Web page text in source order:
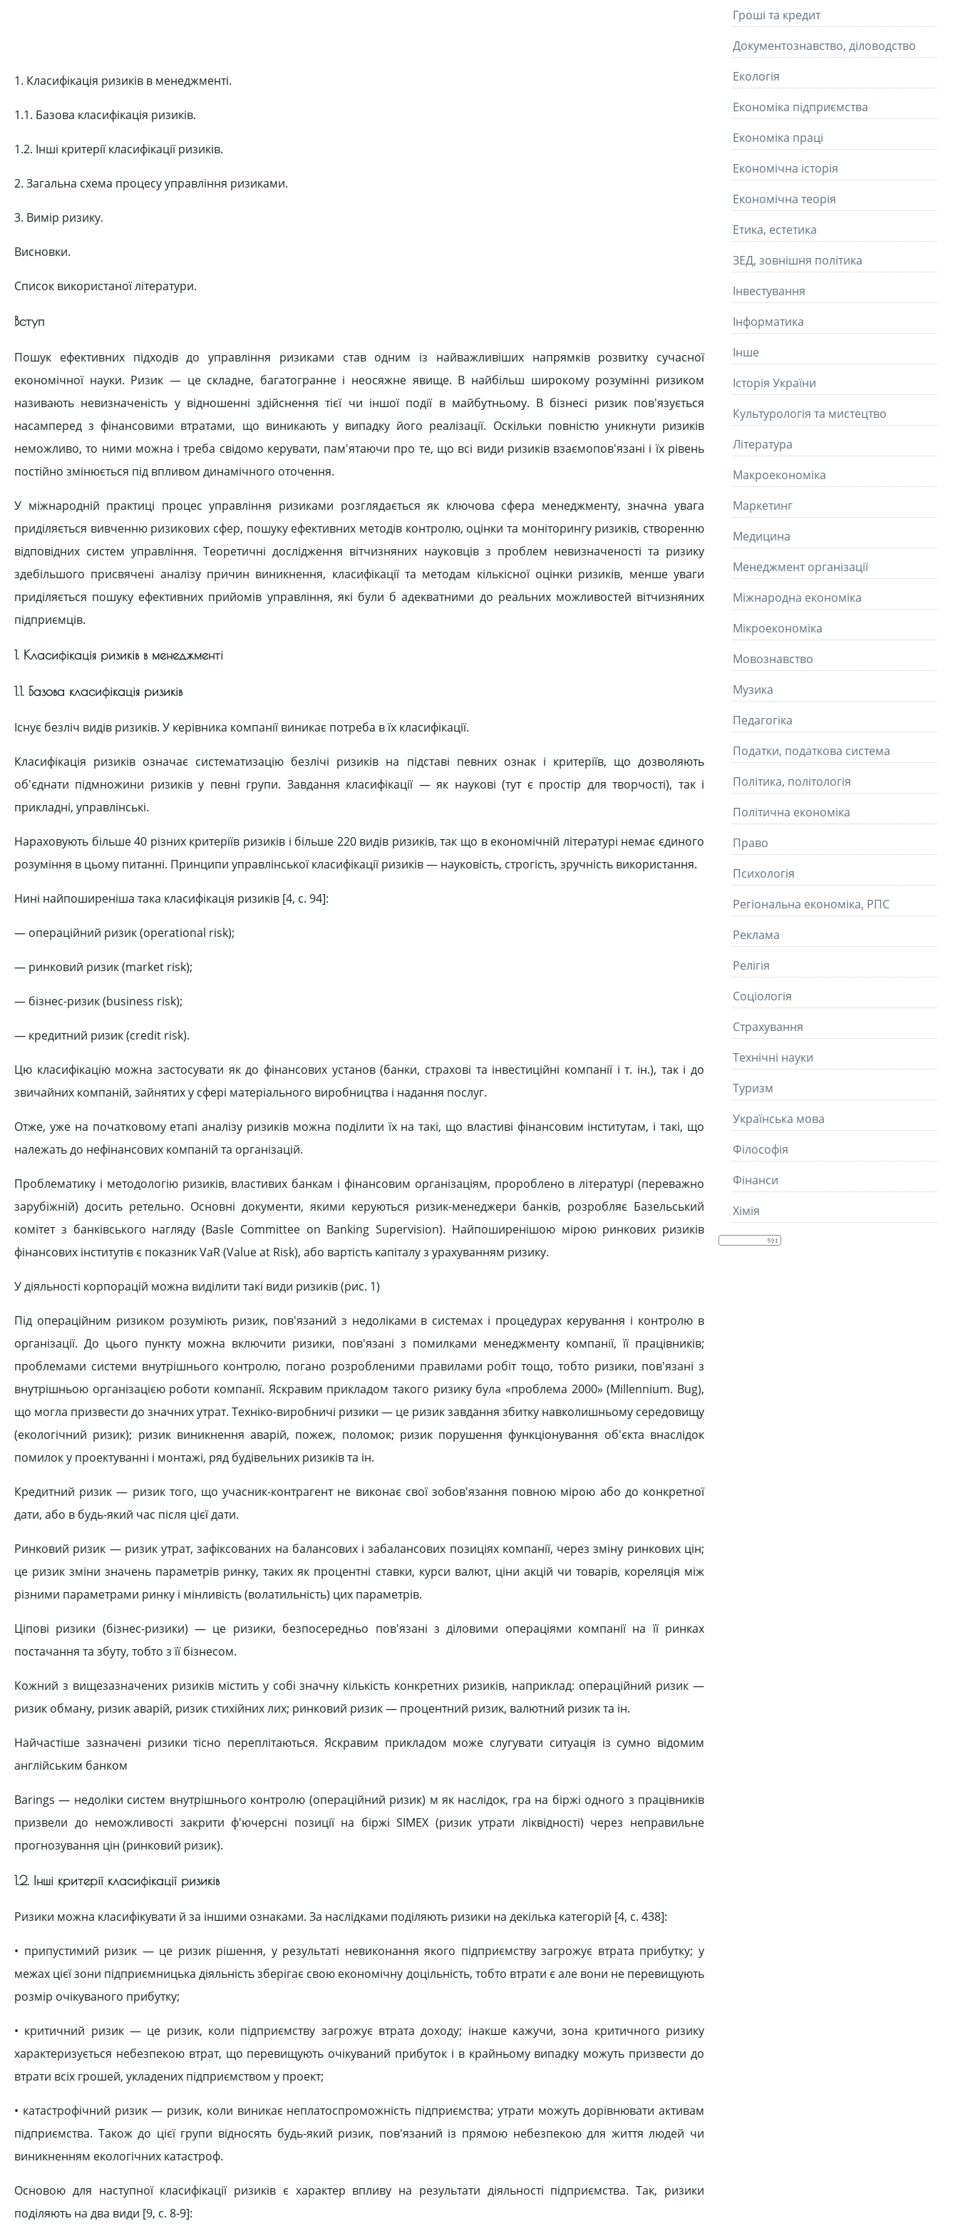
1. Класифікація ризиків в менеджменті.
1.1. Базова класифікація ризиків.
1.2. Інші критерії класифікації ризиків.
2. Загальна схема процесу управління ризиками.
3. Вимір ризику.
Висновки.
Список використаної літератури.
Вступ
Пошук ефективних підходів до управління ризиками став одним із найважливіших напрямків розвитку сучасної
економічної науки. Ризик — це складне, багатогранне і неосяжне явище. В найбільш широкому розумінні ризиком
називають невизначеність у відношенні здійснення тієї чи іншої події в майбутньому. В бізнесі ризик пов'язується
насамперед з фінансовими втратами, що виникають у випадку його реалізації. Оскільки повністю уникнути ризиків
неможливо, то ними можна і треба свідомо керувати, пам'ятаючи про те, що всі види ризиків взаємопов'язані і їх рівень
постійно змінюється під впливом динамічного оточення.
У міжнародній практиці процес управління ризиками розглядається як ключова сфера менеджменту, значна увага
приділяється вивченню ризикових сфер, пошуку ефективних методів контролю, оцінки та моніторингу ризиків, створенню
відповідних систем управління. Теоретичні дослідження вітчизняних науковців з проблем невизначеності та ризику
здебільшого присвячені аналізу причин виникнення, класифікації та методам кількісної оцінки ризиків, менше уваги
приділяється пошуку ефективних прийомів управління, які були б адекватними до реальних можливостей вітчизняних
підприємців.
1. Класифікація ризиків в менеджменті
1.1. Базова класифікація ризиків
Існує безліч видів ризиків. У керівника компанії виникає потреба в їх класифікації.
Класифікація ризиків означає систематизацію безлічі ризиків на підставі певних ознак і критеріїв, що дозволяють
об'єднати підмножини ризиків у певні групи. Завдання класифікації — як наукові (тут є простір для творчості), так і
прикладні, управлінські.
Нараховують більше 40 різних критеріїв ризиків і більше 220 видів ризиків, так що в економічній літературі немає єдиного
розуміння в цьому питанні. Принципи управлінської класифікації ризиків — науковість, строгість, зручність використання.
Нині найпоширеніша така класифікація ризиків [4, с. 94]:
— операційний ризик (operational risk);
— ринковий ризик (market risk);
— бізнес-ризик (business risk);
— кредитний ризик (credit risk).
Цю класифікацію можна застосувати як до фінансових установ (банки, страхові та інвестиційні компанії і т. ін.), так і до
звичайних компаній, зайнятих у сфері матеріального виробництва і надання послуг.
Отже, уже на початковому етапі аналізу ризиків можна поділити їх на такі, що властиві фінансовим інститутам, і такі, що
належать до нефінансових компаній та організацій.
Проблематику і методологію ризиків, властивих банкам і фінансовим організаціям, пророблено в літературі (переважно
зарубіжній) досить ретельно. Основні документи, якими керуються ризик-менеджери банків, розробляє Базельський
комітет з банківського нагляду (Basle Committee on Banking Supervision). Найпоширенішою мірою ринкових ризиків
фінансових інститутів є показник VaR (Value at Risk), або вартість капіталу з урахуванням ризику.
У діяльності корпорацій можна виділити такі види ризиків (рис. 1)
Під операційним ризиком розуміють ризик, пов'язаний з недоліками в системах і процедурах керування і контролю в
організації. До цього пункту можна включити ризики, пов'язані з помилками менеджменту компанії, її працівників;
проблемами системи внутрішнього контролю, погано розробленими правилами робіт тощо, тобто ризики, пов'язані з
внутрішньою організацією роботи компанії. Яскравим прикладом такого ризику була «проблема 2000» (Millennium. Bug),
що могла призвести до значних утрат. Техніко-виробничі ризики — це ризик завдання збитку навколишньому середовищу
(екологічний ризик); ризик виникнення аварій, пожеж, поломок; ризик порушення функціонування об'єкта внаслідок
помилок у проектуванні і монтажі, ряд будівельних ризиків та ін.
Кредитний ризик — ризик того, що учасник-контрагент не виконає свої зобов'язання повною мірою або до конкретної
дати, або в будь-який час після цієї дати.
Ринковий ризик — ризик утрат, зафіксованих на балансових і забалансових позиціях компанії, через зміну ринкових цін;
це ризик зміни значень параметрів ринку, таких як процентні ставки, курси валют, ціни акцій чи товарів, кореляція між
різними параметрами ринку і мінливість (волатильність) цих параметрів.
Ціпові ризики (бізнес-ризики) — це ризики, безпосередньо пов'язані з діловими операціями компанії на її ринках
постачання та збуту, тобто з її бізнесом.
Кожний з вищезазначених ризиків містить у собі значну кількість конкретних ризиків, наприклад: операційний ризик —
ризик обману, ризик аварій, ризик стихійних лих; ринковий ризик — процентний ризик, валютний ризик та ін.
Найчастіше зазначені ризики тісно переплітаються. Яскравим прикладом може слугувати ситуація із сумно відомим
англійським банком
Barings — недоліки систем внутрішнього контролю (операційний ризик) м як наслідок, гра на біржі одного з працівників
призвели до неможливості закрити ф'ючерсні позиції на біржі SIMEX (ризик утрати ліквідності) через неправильне
прогнозування цін (ринковий ризик).
1.2. Інші критерії класифікації ризиків
Ризики можна класифікувати й за іншими ознаками. За наслідками поділяють ризики на декілька категорій [4, с. 438]:
• припустимий ризик — це ризик рішення, у результаті невиконання якого підприємству загрожує втрата прибутку; у
межах цієї зони підприємницька діяльність зберігає свою економічну доцільність, тобто втрати є але вони не перевищують
розмір очікуваного прибутку;
• критичний ризик — це ризик, коли підприємству загрожує втрата доходу; інакше кажучи, зона критичного ризику
характеризується небезпекою втрат, що перевищують очікуваний прибуток і в крайньому випадку можуть призвести до
втрати всіх грошей, укладених підприємством у проект;
• катастрофічний ризик — ризик, коли виникає неплатоспроможність підприємства; утрати можуть дорівнювати активам
підприємства. Також до цієї групи відносять будь-який ризик, пов'язаний із прямою небезпекою для життя людей чи
виникненням екологічних катастроф.
Основою для наступної класифікації ризиків є характер впливу на результати діяльності підприємства. Так, ризики
поділяють на два види [9, с. 8-9]:
Гроші та кредит
Документознавство, діловодство
Екологія
Економіка підприємства
Економіка праці
Економічна історія
Економічна теорія
Етика, естетика
ЗЕД, зовнішня політика
Інвестування
Інформатика
Інше
Історія України
Культурологія та мистецтво
Літературa
Макроекономіка
Маркетинг
Медицина
Менеджмент організації
Міжнародна економіка
Мікроекономіка
Мовознавство
Музика
Педагогіка
Податки, податкова система
Політика, політологія
Політична економіка
Право
Психологія
Регіональна економіка, РПС
Реклама
Релігія
Соціологія
Страхування
Технічні науки
Туризм
Українська мова
Філософія
Фінанси
Хімія